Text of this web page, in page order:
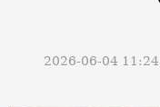
2026-06-04